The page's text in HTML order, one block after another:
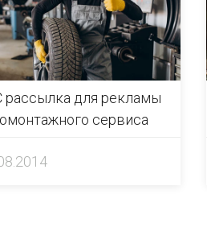
для рекламы
сервиса